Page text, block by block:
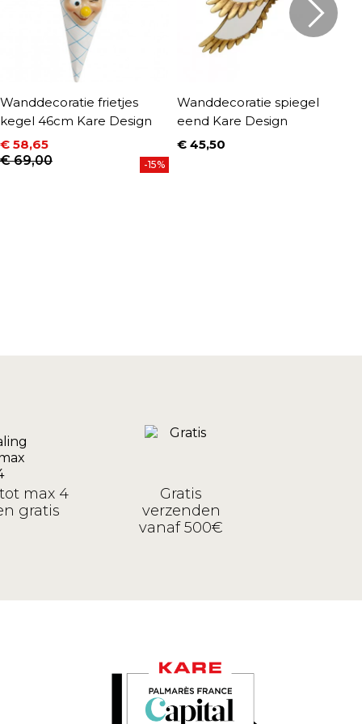
Wanddecoratie frietjes
kegel 46cm Kare Design
Prijs
€ 58,65
Normale prijs
€ 69,00 -15%
Wanddecoratie spiegel
eend Kare Design
Prijs
€ 45,50
max 4
gratis
Gratis
verzenden
vanaf 500€